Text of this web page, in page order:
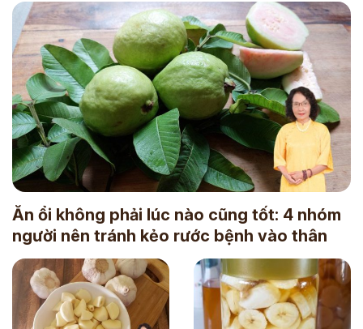
Ăn ổi không phải lúc nào cũng tốt: 4 nhóm
người nên tránh kẻo rước bệnh vào thân